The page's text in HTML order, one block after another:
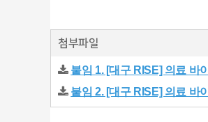
첨부파일
붙임 1. [대구 RISE] 의료 바
붙임 2. [대구 RISE] 의료 바